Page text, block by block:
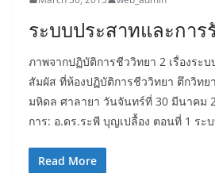
ระบบประสาทและกา
ภาพจากปฏิบัติการชีววิทยา 2 เรื่องระ
สัมผัส ที่ห้องปฏิบัติการชีววิทยา ตึกวิทย
มหิดล ศาลายา วันจันทร์ที่ 30 มีนาคม
การ: อ.ดร.ระพี บุญเปลื้อง ตอนที่ 1 ระ
Read More